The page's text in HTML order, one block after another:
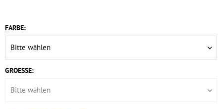
FARBE:
GROESSE: